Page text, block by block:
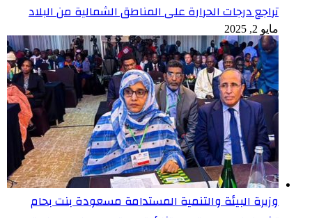
تراجع درجات الحرارة على المناطق الشمالية من البلاد
مايو 2, 2025
وزيرة البيئة والتنمية المستدامة مسعودة بنت بحام